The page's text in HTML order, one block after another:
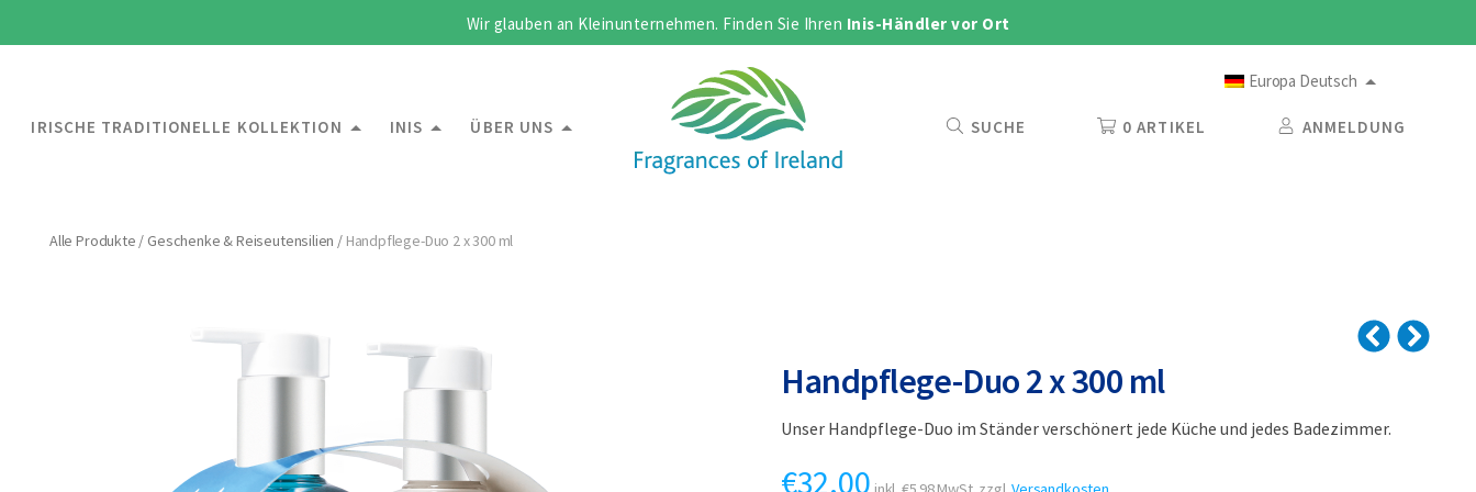
Wir glauben an Kleinunternehmen. Finden Sie Ihren Inis-Händler vor Ort
Europa Deutsch
IRISCHE TRADITIONELLE KOLLEKTION INIS ÜBER UNS SUCHE 0 ARTIKEL ANMELDUNG
Alle Produkte / Geschenke & Reiseutensilien / Handpflege-Duo 2 x 300 ml
Handpflege-Duo 2 x 300 ml
Unser Handpflege-Duo im Ständer verschönert jede Küche und jedes Badezimmer.
€32.00